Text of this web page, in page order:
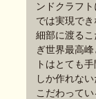
ンドクラフ
では実現で
細部に渡る
ぎ世界最高
トはとても
しか作れない
こだわって